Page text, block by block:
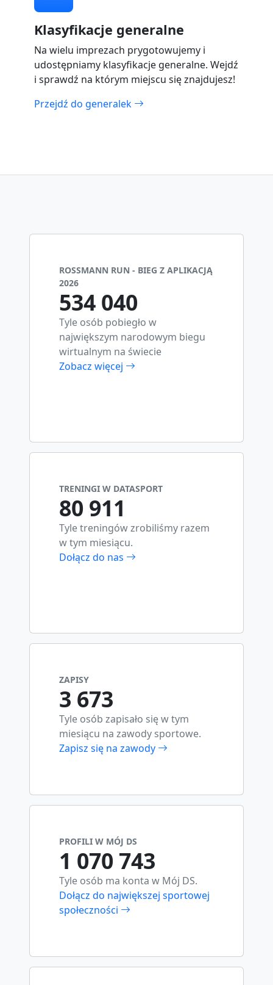
Klasyfikacje generalne
Na wielu imprezach prygotowujemy i
udostępniamy klasyfikacje generalne. Wejdź
i sprawdź na którym miejscu się znajdujesz!
Przejdź do generalek
ROSSMANN RUN - BIEG Z APLIKACJĄ
2026
534 040
Tyle osób pobiegło w
największym narodowym biegu
wirtualnym na świecie
Zobacz więcej
TRENINGI W DATASPORT
80 911
Tyle treningów zrobiliśmy razem
w tym miesiącu.
Dołącz do nas
ZAPISY
3 673
Tyle osób zapisało się w tym
miesiącu na zawody sportowe.
Zapisz się na zawody
PROFILI W MÓJ DS
1 070 743
Tyle osób ma konta w Mój DS.
Dołącz do największej sportowej
społeczności